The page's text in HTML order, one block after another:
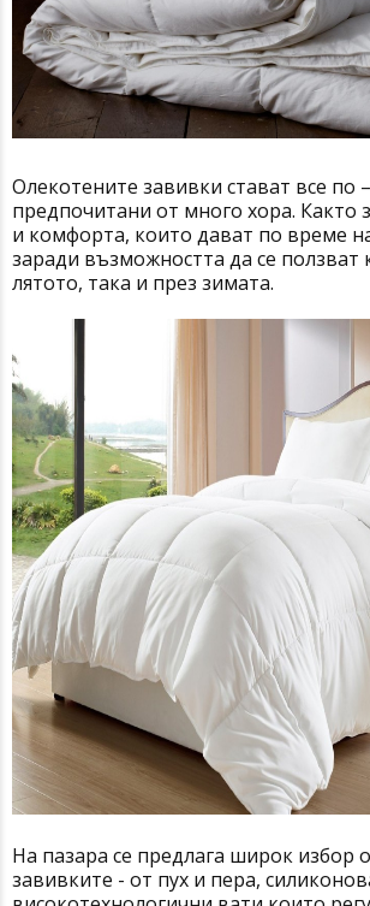
Олекотените завивки стават все по
предпочитани от много хора. Както
и комфорта, които дават по време
заради възможността да се ползват
лятото, така и през зимата.
На пазара се предлага широк избор
завивките - от пух и пера,